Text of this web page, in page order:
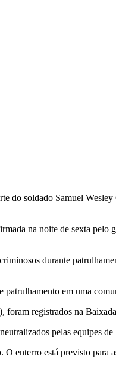
soldado Samuel
na noite de sexta
durante
em uma
registrados na
pelas equipes
enterro está previsto